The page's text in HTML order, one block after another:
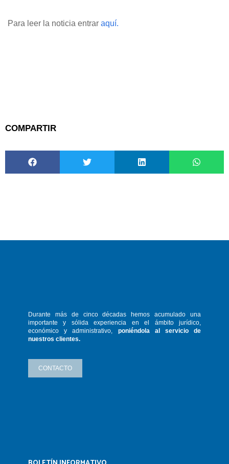
Para leer la noticia entrar aquí.
COMPARTIR
Durante más de cinco décadas hemosacumulado una
importante y sólidaexperiencia en el ámbito jurídico,
económico y administrativo, poniéndola al servicio de
nuestros clientes.
CONTACTO